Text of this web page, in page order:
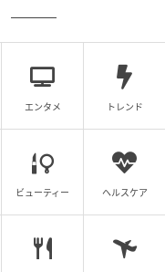
エンタメ トレンド
ビューティー ヘルスケア